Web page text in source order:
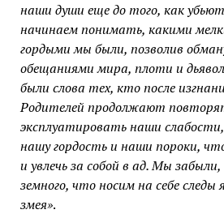
наши души еще до того, как
начинаем понимать, какими
гордыми мы были, позволив
обещаниями мира, плоти и
были слова тех, кто после
Родителей продолжают
эксплуатировать наши
нашу гордость и наши пороки,
и увлечь за собой в ад. Мы
земного, что носим на себе следы
змея».